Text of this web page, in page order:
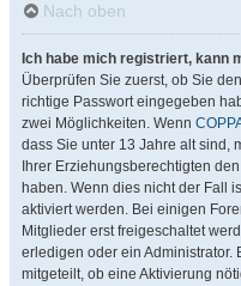
Nach oben
Ich habe mich registriert, kann
Überprüfen Sie zuerst, ob Sie
richtige Passwort eingegeben
zwei Möglichkeiten. Wenn
dass Sie unter 13 Jahre alt sind,
Ihrer Erziehungsberechtigten
haben. Wenn dies nicht der Fall
aktiviert werden. Bei einigen
Mitglieder erst freigeschaltet
erledigen oder ein Administrator.
mitgeteilt, ob eine Aktivierung